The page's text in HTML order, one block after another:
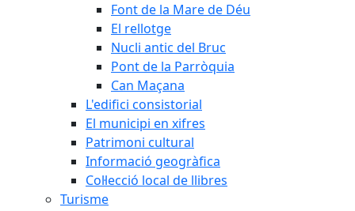
Font de la Mare de Déu
El rellotge
Nucli antic del Bruc
Pont de la Parròquia
Can Maçana
L'edifici consistorial
El municipi en xifres
Patrimoni cultural
Informació geogràfica
Col·lecció local de llibres
Turisme